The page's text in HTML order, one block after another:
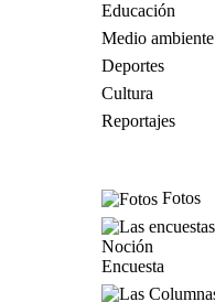
Educación
Medio ambiente
Deportes
Cultura
Reportajes
Fotos
Encuesta